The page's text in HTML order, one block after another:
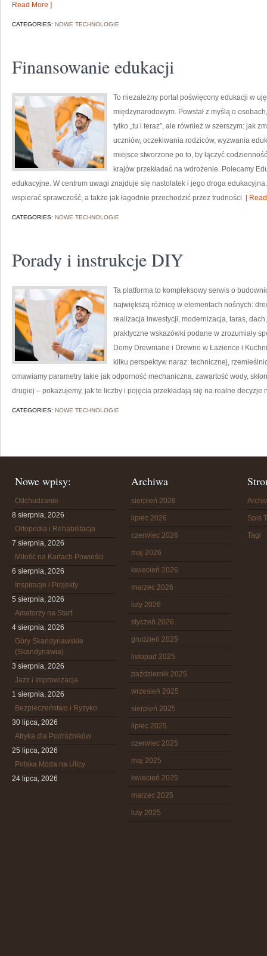
Read More ]
CATEGORIES: NOWE TECHNOLOGIE
Finansowanie edukacji
To niezależny portal poświęcony edukacji w
międzynarodowym. Powstał z myślą o
tylko „tu i teraz”, ale również w szerszym: jak
uczniów, oczekiwania rodziców, wyzwania
miejsce stworzone po to, by łączyć
krajów przekładać na wdrożenie. Polecamy
edukacyjne. W centrum uwagi znajduje się nastolatek i jego droga
wspierać sprawczość, a także jak łagodnie przechodzić przez trudności [
CATEGORIES: NOWE TECHNOLOGIE
Porady i instrukcje DIY
Ta platforma to kompleksowy serwis o
największą różnicę w elementach nośnych:
realizacja inwestycji, modernizacja, taras,
praktyczne wskazówki podane w zrozumiały
Domy Drewniane i Drewno w Łazience i
kilku perspektyw naraz: technicznej,
omawiamy parametry takie jak odporność mechaniczna, zawartość wody,
drugiej – pokazujemy, jak te liczby i pojęcia przekładają się na realne decyzje
CATEGORIES: NOWE TECHNOLOGIE
Nowe wpisy:
Odchudzanie
8 sierpnia, 2026
Ortopedia i Rehabilitacja
7 sierpnia, 2026
Miłość na Kartach Powieści
6 sierpnia, 2026
Inspiracje i Projekty
5 sierpnia, 2026
Amatorzy na Start
4 sierpnia, 2026
Góry Skandynawskie
(Skandynawia)
3 sierpnia, 2026
Jazz i Improwizacja
1 sierpnia, 2026
Bezpieczeństwo i Ryzyko
30 lipca, 2026
Afryka dla Podróżników
25 lipca, 2026
Polska Moda na Ulicy
24 lipca, 2026
Archiwa
sierpień 2026
lipiec 2026
czerwiec 2026
maj 2026
kwiecień 2026
marzec 2026
luty 2026
styczeń 2026
grudzień 2025
listopad 2025
październik 2025
wrzesień 2025
sierpień 2025
lipiec 2025
czerwiec 2025
maj 2025
kwiecień 2025
marzec 2025
luty 2025
Spis
Tagi